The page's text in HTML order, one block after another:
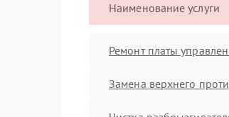
Наименование услуги
Ремонт платы
Замена верхнего